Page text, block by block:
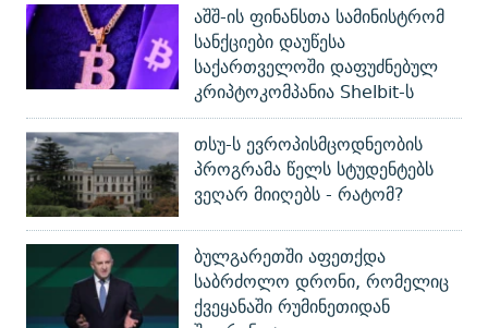
აშშ-ის ფინანსთა სამინისტრომ
სანქციები დაუწესა
საქართველოში დაფუძნებულ
კრიპტოკომპანია Shelbit-ს
თსუ-ს ევროპისმცოდნეობის
პროგრამა წელს სტუდენტებს
ვეღარ მიიღებს - რატომ?
ბულგარეთში აფეთქდა
საბრძოლო დრონი, რომელიც
ქვეყანაში რუმინეთიდან